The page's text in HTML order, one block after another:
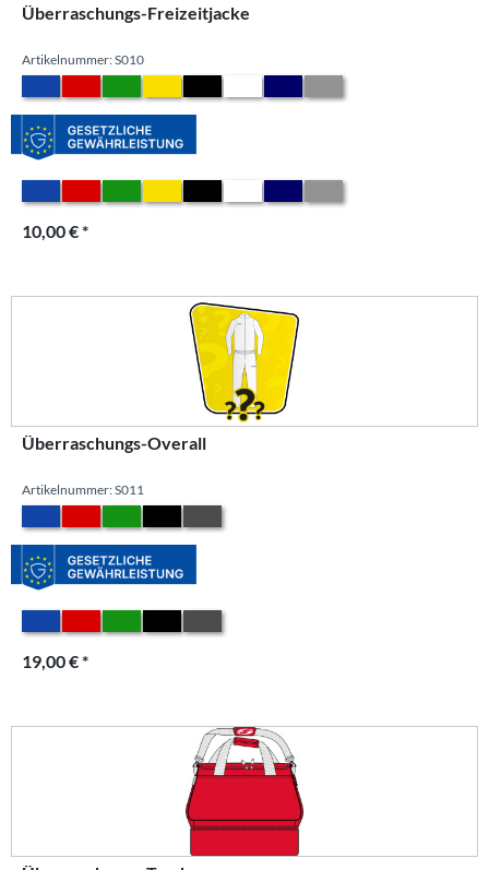
Überraschungs-Freizeitjacke
Artikelnummer: S010
10,00 € *
Überraschungs-Overall
Artikelnummer: S011
19,00 € *